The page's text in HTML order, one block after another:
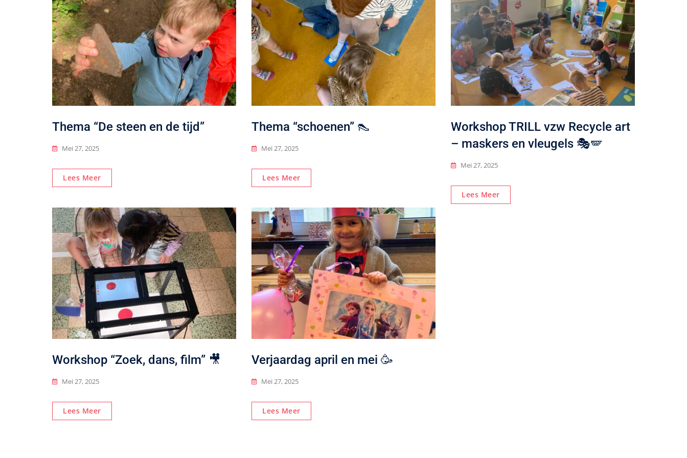
Thema “De steen en de tijd”
Mei 27, 2025
Lees Meer
Thema “schoenen” 👠
Mei 27, 2025
Lees Meer
Workshop TRILL vzw Recycle art
– maskers en vleugels 🎭🪽
Mei 27, 2025
Lees Meer
Workshop “Zoek, dans, film” 🎥
Mei 27, 2025
Lees Meer
Verjaardag april en mei 🥳
Mei 27, 2025
Lees Meer